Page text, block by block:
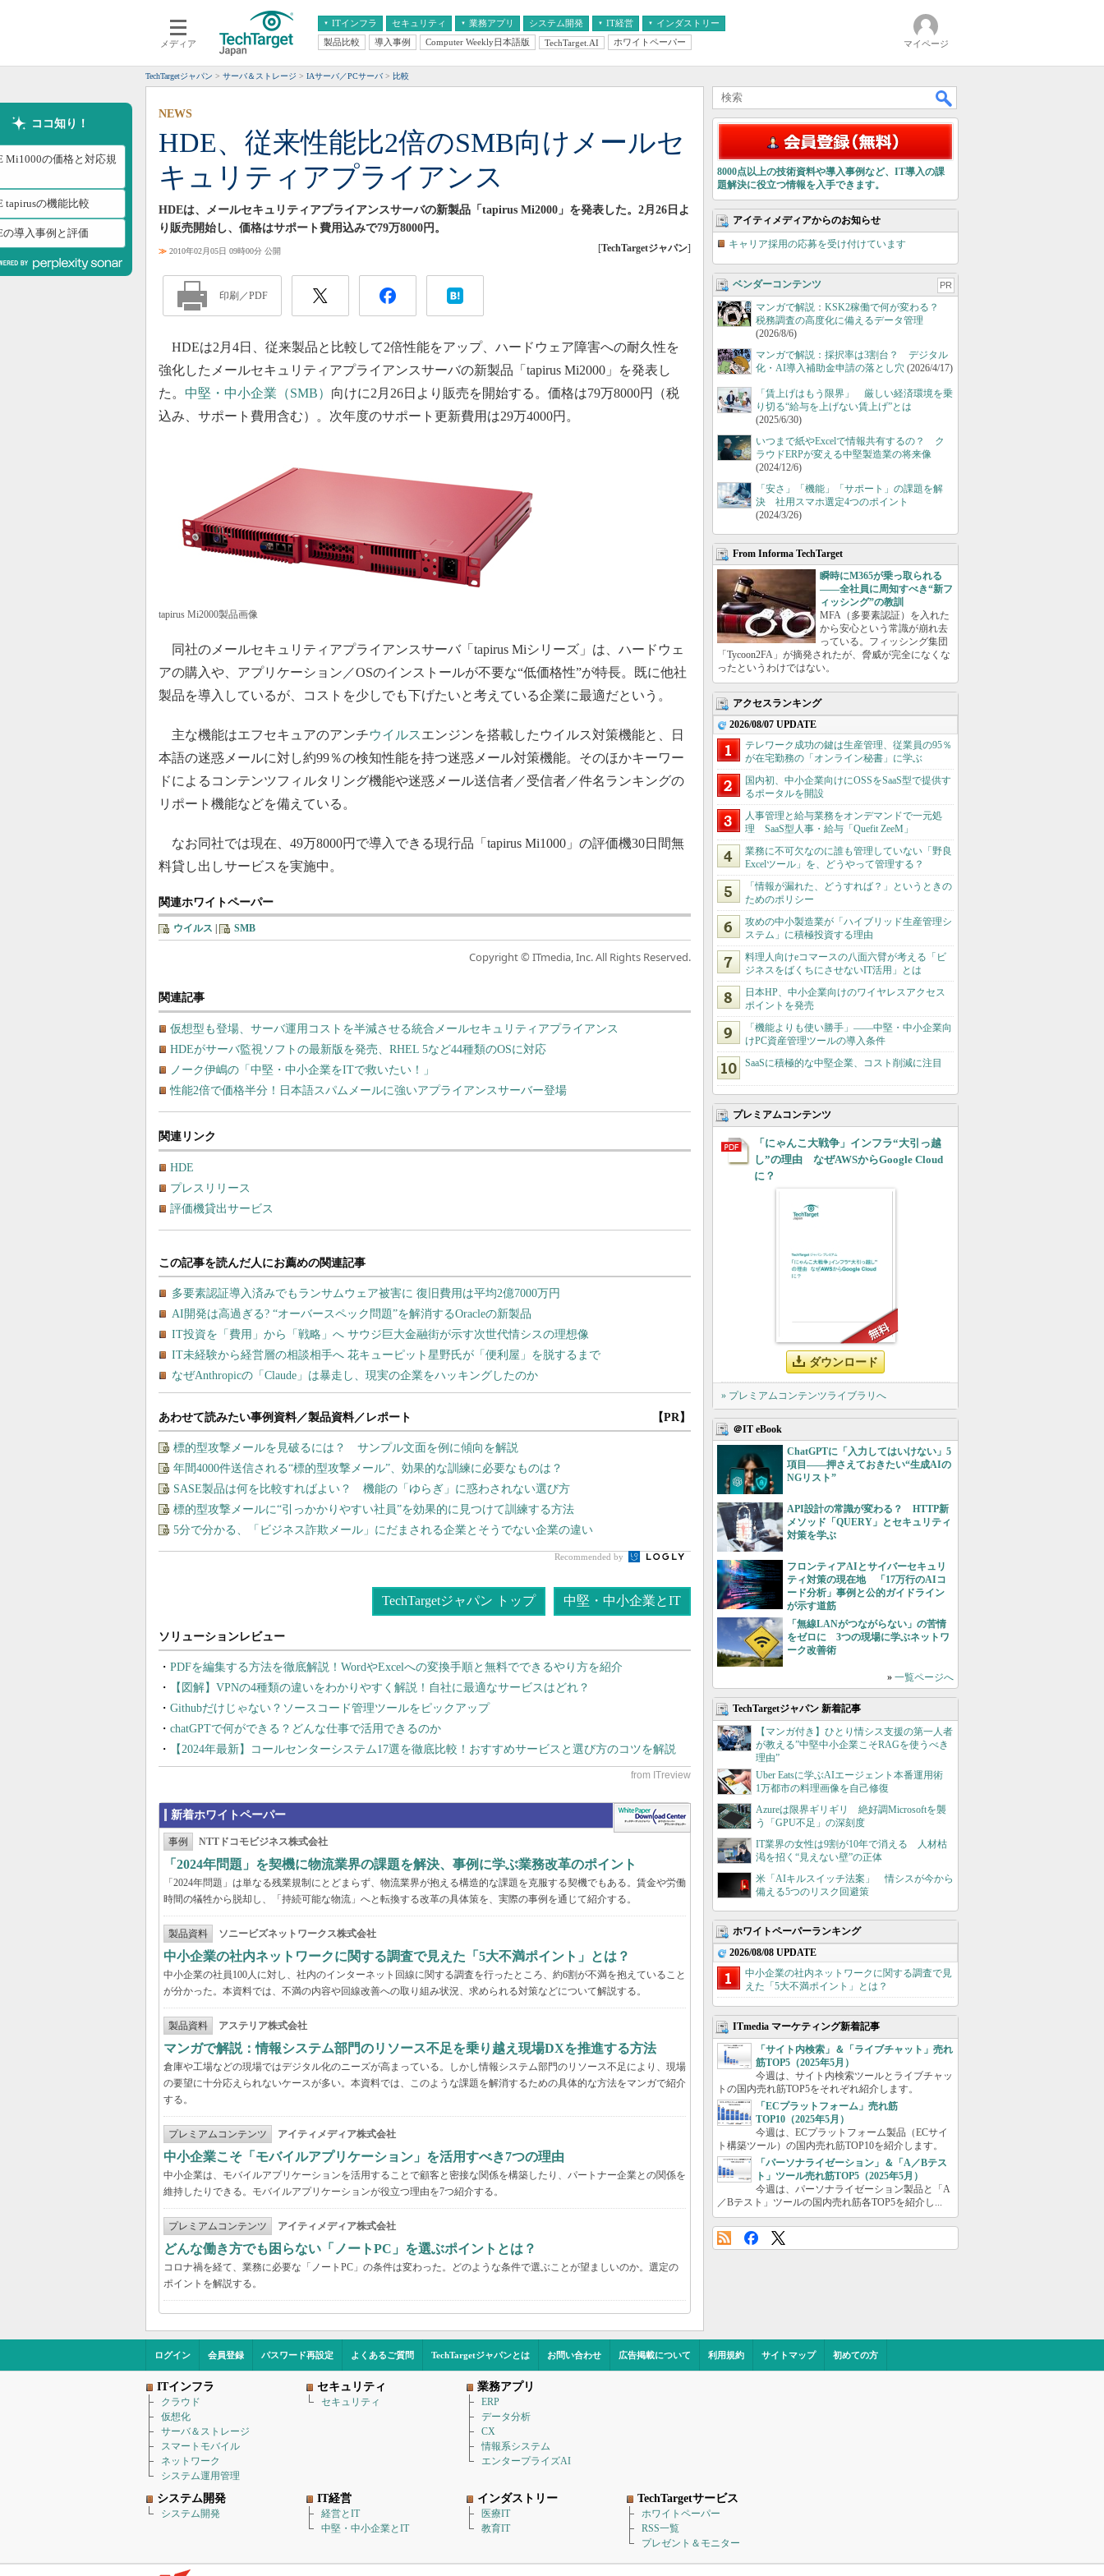
メディア
ITインフラ
クラウド
スマートモバイル
ネットワーク
システム運用管理
セキュリティ 業務アプリ
エンタープライズAI
ERP
情報系システム
システム開発 IT経営
経営とIT
インダストリー
医療IT
製品比較 導入事例 Computer Weekly日本語版 TechTarget.AI ホワイトペーパー マイページ
TechTargetジャパン サーバ＆ストレージ IAサーバ／PCサーバ 比較
ココ知り！
Mi1000の価格と対応規
tapirusの機能比較
の導入事例と評価
HDE、従来性能比2倍のSMB向けメールセ
キュリティアプライアンス
NEWS
HDEは、メールセキュリティアプライアンスサーバの新製品「tapirus Mi2000」を発表した。2月26日よ
り販売開始し、価格はサポート費用込みで79万8000円。
≫ 2010年02月05日 09時00分 公開 [TechTargetジャパン]
印刷／PDF
HDEは2月4日、従来製品と比較して2倍性能をアップ、ハードウェア障害への耐久性を
強化したメールセキュリティアプライアンスサーバの新製品「tapirus Mi2000」を発表し
た。 中堅・中小企業（SMB） 向けに2月26日より販売を開始する。価格は79万8000円（税
込み、サポート費用含む）。次年度のサポート更新費用は29万4000円。
tapirus Mi2000製品画像
同社のメールセキュリティアプライアンスサーバ「tapirus Miシリーズ」は、ハードウェ
アの購入や、アプリケーション／OSのインストールが不要な“低価格性”が特長。既に他社
製品を導入しているが、コストを少しでも下げたいと考えている企業に最適だという。
主な機能はエフセキュアのアンチウイルスエンジンを搭載したウイルス対策機能と、日
本語の迷惑メールに対し約99％の検知性能を持つ迷惑メール対策機能。そのほかキーワー
ドによるコンテンツフィルタリング機能や迷惑メール送信者／受信者／件名ランキングの
リポート機能などを備えている。
なお同社では現在、49万8000円で導入できる現行品「tapirus Mi1000」の評価機30日間無
料貸し出しサービスを実施中。
関連ホワイトペーパー
ウイルス SMB
Copyright © ITmedia, Inc. All Rights Reserved.
関連記事
仮想型も登場、サーバ運用コストを半減させる統合メールセキュリティアプライアンス
HDEがサーバ監視ソフトの最新版を発売、RHEL 5など44種類のOSに対応
ノーク伊嶋の「中堅・中小企業をITで救いたい！」
性能2倍で価格半分！日本語スパムメールに強いアプライアンスサーバー登場
関連リンク
HDE
プレスリリース
評価機貸出サービス
あわせて読みたい事例資料／製品資料／レポート 【PR】
標的型攻撃メールを見破るには？ サンプル文面を例に傾向を解説
年間4000件送信される“標的型攻撃メール”、効果的な訓練に必要なものは？
SASE製品は何を比較すればよい？ 機能の「ゆらぎ」に惑わされない選び方
標的型攻撃メールに“引っかかりやすい社員”を効果的に見つけて訓練する方法
5分で分かる、「ビジネス詐欺メール」にだまされる企業とそうでない企業の違い
Recommended by
TechTargetジャパン トップ 中堅・中小企業とIT
PDFを編集する方法を徹底解説！WordやExcelへの変換手順と無料でできるやり方を紹介
【図解】VPNの4種類の違いをわかりやすく解説！自社に最適なサービスはどれ？
Githubだけじゃない？ソースコード管理ツールをピックアップ
chatGPTで何ができる？どんな仕事で活用できるのか
【2024年最新】コールセンターシステム17選を徹底比較！おすすめサービスと選び方のコツを解説
新着ホワイトペーパー
事例 NTTドコモビジネス株式会社
「2024年問題」を契機に物流業界の課題を解決、事例に学ぶ業務改革のポイント
「2024年問題」は単なる残業規制にとどまらず、物流業界が抱える構造的な課題を克服する契機でもある。賃金や労働
時間の犠牲から脱却し、「持続可能な物流」へと転換する改革の具体策を、実際の事例を通じて紹介する。
製品資料 ソニービズネットワークス株式会社
中小企業の社内ネットワークに関する調査で見えた「5大不満ポイント」とは？
中小企業の社員100人に対し、社内のインターネット回線に関する調査を行ったところ、約6割が不満を抱えていること
が分かった。本資料では、不満の内容や回線改善への取り組み状況、求められる対策などについて解説する。
製品資料 アステリア株式会社
マンガで解説：情報システム部門のリソース不足を乗り越え現場DXを推進する方法
倉庫や工場などの現場ではデジタル化のニーズが高まっている。しかし情報システム部門のリソース不足により、現場
の要望に十分応えられないケースが多い。本資料では、このような課題を解消するための具体的な方法をマンガで紹介
する。
プレミアムコンテンツ アイティメディア株式会社
中小企業こそ「モバイルアプリケーション」を活用すべき7つの理由
中小企業は、モバイルアプリケーションを活用することで顧客と密接な関係を構築したり、パートナー企業との関係を
維持したりできる。モバイルアプリケーションが役立つ理由を7つ紹介する。
プレミアムコンテンツ アイティメディア株式会社
どんな働き方でも困らない「ノートPC」を選ぶポイントとは？
コロナ禍を経て、業務に必要な「ノートPC」の条件は変わった。どのような条件で選ぶことが望ましいのか。選定の
ポイントを解説する。
8000点以上の技術資料や導入事例など、IT導入の課
題解決に役立つ情報を入手できます。
アイティメディアからのお知らせ
キャリア採用の応募を受け付けています
ベンダーコンテンツ PR
マンガで解説：KSK2稼働で何が変わる？
税務調査の高度化に備えるデータ管理
(2026/8/6)
マンガで解説：採択率は3割台？ デジタル
化・AI導入補助金申請の落とし穴 (2026/4/17)
「賃上げはもう限界」 厳しい経済環境を乗
り切る“給与を上げない賃上げ”とは
(2025/6/30)
いつまで紙やExcelで情報共有するの？ ク
ラウドERPが変える中堅製造業の将来像
(2024/12/6)
「安さ」「機能」「サポート」の課題を解
決 社用スマホ選定4つのポイント
(2024/3/26)
From Informa TechTarget
瞬時にM365が乗っ取られる
――全社員に周知すべき“新フ
ィッシング”の教訓
MFA（多要素認証）を入れた
から安心という常識が崩れ去
っている。フィッシング集団
「Tycoon2FA」が摘発されたが、脅威が完全になくな
ったというわけではない。
アクセスランキング
2026/08/07 UPDATE
テレワーク成功の鍵は生産管理、従業員の95％
が在宅勤務の「オンライン秘書」に学ぶ
国内初、中小企業向けにOSSをSaaS型で提供す
るポータルを開設
人事管理と給与業務をオンデマンドで一元処
理 SaaS型人事・給与「Quefit ZeeM」
業務に不可欠なのに誰も管理していない「野良
Excelツール」を、どうやって管理する？
「情報が漏れた、どうすれば？」というときの
ためのポリシー
攻めの中小製造業が「ハイブリッド生産管理シ
ステム」に積極投資する理由
料理人向けeコマースの八面六臂が考える「ビ
ジネスをばくちにさせないIT活用」とは
日本HP、中小企業向けのワイヤレスアクセス
ポイントを発売
「機能よりも使い勝手」――中堅・中小企業向
けPC資産管理ツールの導入条件
SaaSに積極的な中堅企業、コスト削減に注目
プレミアムコンテンツ
「にゃんこ大戦争」インフラ“大引っ越
し”の理由 なぜAWSからGoogle Cloud
に？
ダウンロード
» プレミアムコンテンツライブラリへ
＠IT eBook
ChatGPTに「入力してはいけない」5
項目――押さえておきたい“生成AIの
NGリスト”
API設計の常識が変わる？ HTTP新
メソッド「QUERY」とセキュリティ
対策を学ぶ
フロンティアAIとサイバーセキュリ
ティ対策の現在地 「17万行のAIコ
ード分析」事例と公的ガイドライン
が示す道筋
「無線LANがつながらない」の苦情
をゼロに 3つの現場に学ぶネットワ
ーク改善術
» 一覧ページへ
TechTargetジャパン 新着記事
【マンガ付き】ひとり情シス支援の第一人者
が教える”中堅中小企業こそRAGを使うべき
理由”
Uber Eatsに学ぶAIエージェント本番運用術
1万都市の料理画像を自己修復
Azureは限界ギリギリ 絶好調Microsoftを襲
う「GPU不足」の深刻度
IT業界の女性は9割が10年で消える 人材枯
渇を招く“見えない壁”の正体
米「AIキルスイッチ法案」 情シスが今から
備える5つのリスク回避策
ホワイトペーパーランキング
2026/08/08 UPDATE
中小企業の社内ネットワークに関する調査で見
えた「5大不満ポイント」とは？
ITmedia マーケティング新着記事
「サイト内検索」＆「ライブチャット」売れ
筋TOP5（2025年5月）
今週は、サイト内検索ツールとライブチャッ
トの国内売れ筋TOP5をそれぞれ紹介します。
「ECプラットフォーム」売れ筋
TOP10（2025年5月）
今週は、ECプラットフォーム製品（ECサイ
ト構築ツール）の国内売れ筋TOP10を紹介します。
「パーソナライゼーション」＆「A／Bテス
ト」ツール売れ筋TOP5（2025年5月）
今週は、パーソナライゼーション製品と「A
／Bテスト」ツールの国内売れ筋各TOP5を紹介し...
ログイン 会員登録 パスワード再設定 よくあるご質問 TechTargetジャパンとは お問い合わせ 広告掲載について 利用規約 サイトマップ 初めての方
ITインフラ
クラウド
仮想化
サーバ＆ストレージ
スマートモバイル
ネットワーク
システム運用管理
セキュリティ
セキュリティ
業務アプリ
ERP
データ分析
CX
情報系システム
エンタープライズAI
システム開発
システム開発
IT経営
経営とIT
中堅・中小企業とIT
インダストリー
医療IT
教育IT
TechTargetサービス
ホワイトペーパー
RSS一覧
プレゼント＆モニター